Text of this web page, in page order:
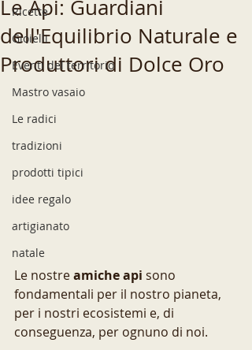
Ricette
Gioielli
Eventi del territorio
Mastro vasaio
Le radici
tradizioni
prodotti tipici
idee regalo
artigianato
natale
Le Api: Guardiani
dell'Equilibrio Naturale e
Produttori di Dolce Oro
Le nostre amiche api sono
fondamentali per il nostro pianeta,
per i nostri ecosistemi e, di
conseguenza, per ognuno di noi.